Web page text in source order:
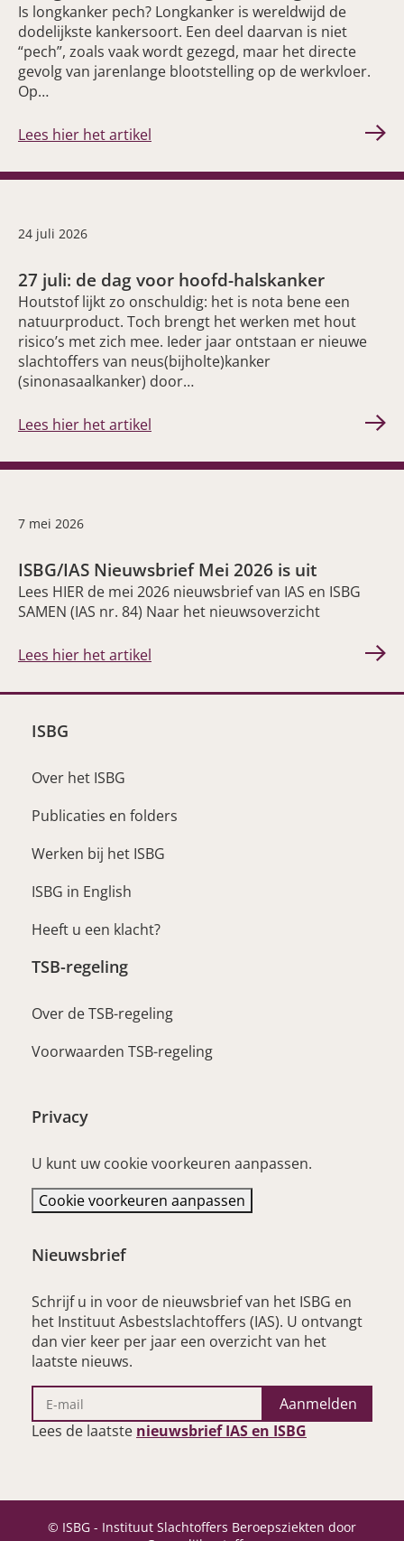
Is longkanker pech? Longkanker is wereldwijd de
dodelijkste kankersoort. Een deel daarvan is niet
“pech”, zoals vaak wordt gezegd, maar het directe
gevolg van jarenlange blootstelling op de werkvloer.
Op…
Lees hier het artikel
24 juli 2026
27 juli: de dag voor hoofd-halskanker
Houtstof lijkt zo onschuldig: het is nota bene een
natuurproduct. Toch brengt het werken met hout
risico’s met zich mee. Ieder jaar ontstaan er nieuwe
slachtoffers van neus(bijholte)kanker
(sinonasaalkanker) door…
Lees hier het artikel
7 mei 2026
ISBG/IAS Nieuwsbrief Mei 2026 is uit
Lees HIER de mei 2026 nieuwsbrief van IAS en ISBG
SAMEN (IAS nr. 84) Naar het nieuwsoverzicht
Lees hier het artikel
ISBG
Over het ISBG
Publicaties en folders
Werken bij het ISBG
ISBG in English
Heeft u een klacht?
TSB-regeling
Over de TSB-regeling
Voorwaarden TSB-regeling
Privacy
U kunt uw cookie voorkeuren aanpassen.
Cookie voorkeuren aanpassen
Nieuwsbrief
Schrijf u in voor de nieuwsbrief van het ISBG en
het Instituut Asbestslachtoffers (IAS). U ontvangt
dan vier keer per jaar een overzicht van het
laatste nieuws.
Aanmelden
Lees de laatste nieuwsbrief IAS en ISBG
© ISBG - Instituut Slachtoffers Beroepsziekten door